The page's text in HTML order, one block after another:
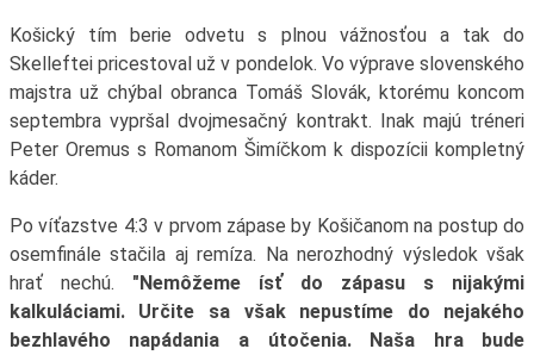
Košický tím berie odvetu s plnou vážnosťou a tak do
Skelleftei pricestoval už v pondelok. Vo výprave slovenského
majstra už chýbal obranca Tomáš Slovák, ktorému koncom
septembra vypršal dvojmesačný kontrakt. Inak majú tréneri
Peter Oremus s Romanom Šimíčkom k dispozícii kompletný
káder.
Po víťazstve 4:3 v prvom zápase by Košičanom na postup do
osemfinále stačila aj remíza. Na nerozhodný výsledok však
hrať nechú. "Nemôžeme ísť do zápasu s nijakými
kalkuláciami. Určite sa však nepustíme do nejakého
bezhlavého napádania a útočenia. Naša hra bude